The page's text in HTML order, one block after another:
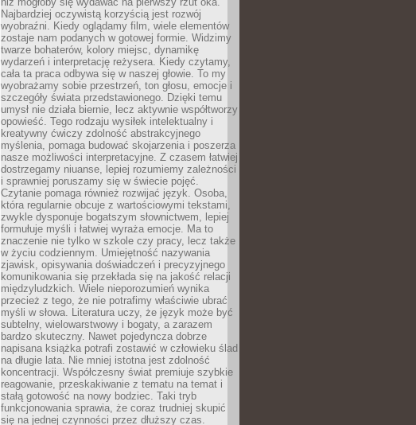
Najbardziej oczywistą korzyścią jest rozwój
wyobraźni. Kiedy oglądamy film, wiele elementów
zostaje nam podanych w gotowej formie. Widzimy
twarze bohaterów, kolory miejsc, dynamikę
wydarzeń i interpretację reżysera. Kiedy czytamy,
cała ta praca odbywa się w naszej głowie. To my
wyobrażamy sobie przestrzeń, ton głosu, emocje i
szczegóły świata przedstawionego. Dzięki temu
umysł nie działa biernie, lecz aktywnie współtworzy
opowieść. Tego rodzaju wysiłek intelektualny i
kreatywny ćwiczy zdolność abstrakcyjnego
myślenia, pomaga budować skojarzenia i poszerza
nasze możliwości interpretacyjne. Z czasem łatwiej
dostrzegamy niuanse, lepiej rozumiemy zależności
i sprawniej poruszamy się w świecie pojęć.
Czytanie pomaga również rozwijać język. Osoba,
która regularnie obcuje z wartościowymi tekstami,
zwykle dysponuje bogatszym słownictwem, lepiej
formułuje myśli i łatwiej wyraża emocje. Ma to
znaczenie nie tylko w szkole czy pracy, lecz także
w życiu codziennym. Umiejętność nazywania
zjawisk, opisywania doświadczeń i precyzyjnego
komunikowania się przekłada się na jakość relacji
międzyludzkich. Wiele nieporozumień wynika
przecież z tego, że nie potrafimy właściwie ubrać
myśli w słowa. Literatura uczy, że język może być
subtelny, wielowarstwowy i bogaty, a zarazem
bardzo skuteczny. Nawet pojedyncza dobrze
napisana książka potrafi zostawić w człowieku ślad
na długie lata. Nie mniej istotna jest zdolność
koncentracji. Współczesny świat premiuje szybkie
reagowanie, przeskakiwanie z tematu na temat i
stałą gotowość na nowy bodziec. Taki tryb
funkcjonowania sprawia, że coraz trudniej skupić
się na jednej czynności przez dłuższy czas.